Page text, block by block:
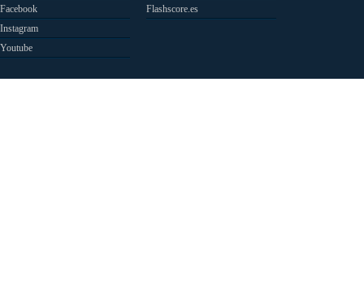
Facebook
Instagram
Youtube
Flashscore.es